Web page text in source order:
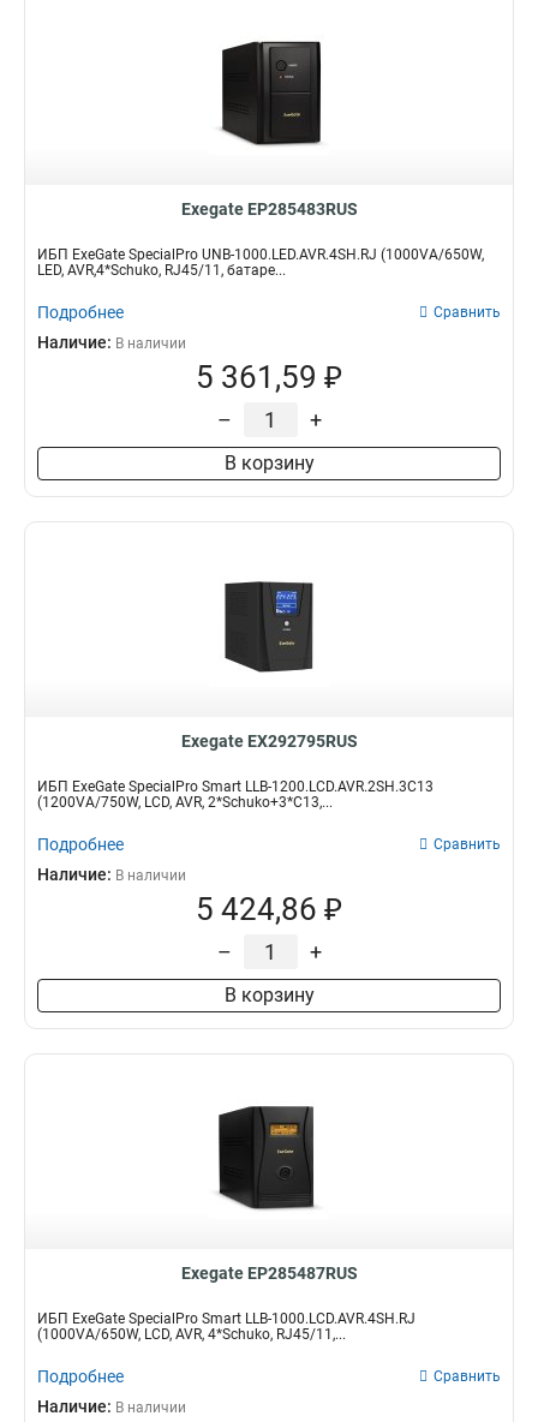
Exegate EP285483RUS
ИБП ExeGate SpecialPro UNB-1000.LED.AVR.4SH.RJ (1000VA/650W,
LED, AVR,4*Schuko, RJ45/11, батаре...
Подробнее Сравнить
Наличие: В наличии
5 361,59 ₽
– +
В корзину
Exegate EX292795RUS
ИБП ExeGate SpecialPro Smart LLB-1200.LCD.AVR.2SH.3C13
(1200VA/750W, LCD, AVR, 2*Schuko+3*C13,...
Подробнее Сравнить
Наличие: В наличии
5 424,86 ₽
– +
В корзину
Exegate EP285487RUS
ИБП ExeGate SpecialPro Smart LLB-1000.LCD.AVR.4SH.RJ
(1000VA/650W, LCD, AVR, 4*Schuko, RJ45/11,...
Подробнее Сравнить
Наличие: В наличии